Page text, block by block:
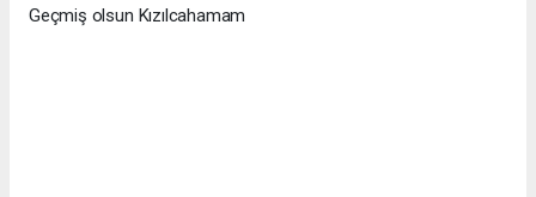
Geçmiş olsun Kızılcahamam